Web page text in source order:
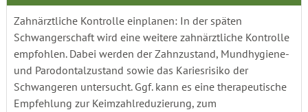
Zahnärztliche Kontrolle einplanen: In der späten
Schwangerschaft wird eine weitere zahnärztliche Kontrolle
empfohlen. Dabei werden der Zahnzustand, Mundhygiene-
und Parodontalzustand sowie das Kariesrisiko der
Schwangeren untersucht. Ggf. kann es eine therapeutische
Empfehlung zur Keimzahlreduzierung, zum